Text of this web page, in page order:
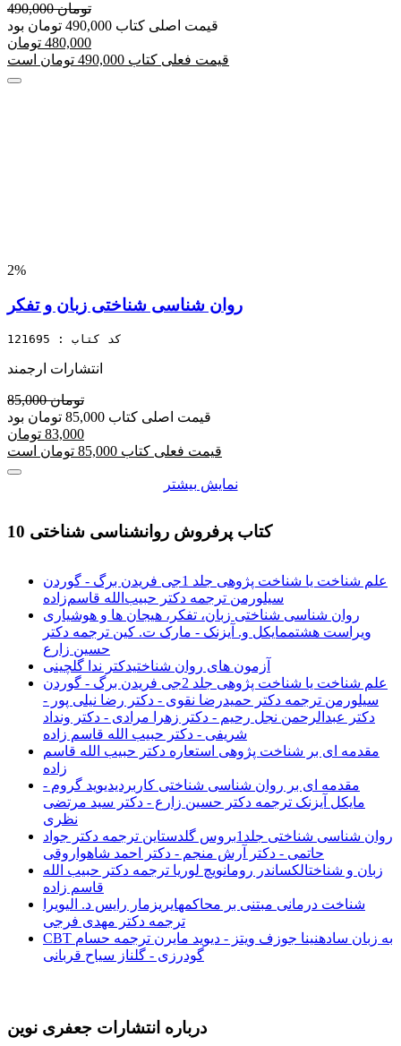
490,000 تومان
قیمت اصلی کتاب 490,000 تومان بود
480,000 تومان
قیمت فعلی کتاب 490,000 تومان است
2%
روان شناسی شناختی زبان و تفکر
کد کتاب : 121695
انتشارات ارجمند
85,000 تومان
قیمت اصلی کتاب 85,000 تومان بود
83,000 تومان
قیمت فعلی کتاب 85,000 تومان است
نمایش بیشتر
10 کتاب پرفروش روانشناسی شناختی
علم شناخت یا شناخت پژوهی جلد 1جی فریدن برگ - گوردن
سیلورمن ترجمه دکتر حبیب‌‏الله قاسم‌‏زاده
روان شناسی شناختی زبان، تفکر، هیجان ها و هوشیاری
ویراست هشتممایکل و. آیزنک - مارک ت. کین ترجمه دکتر
حسین زارع
آزمون های روان شناختیدکتر ندا گلچینی
علم شناخت یا شناخت پژوهی جلد 2جی فریدن برگ - گوردن
سیلورمن ترجمه دکتر حمیدرضا نقوی - دکتر رضا نیلی پور -
دکتر عبدالرحمن نجل رحیم - دکتر زهرا مرادی - دکتر ونداد
شریفی - دکتر حبیب الله قاسم زاده
مقدمه ای بر شناخت پژوهی استعاره دکتر حبیب الله قاسم
زاده
مقدمه ای بر روان شناسی شناختی کاربردیدیوید گروم -
مایکل آیزنک ترجمه دکتر حسین زارع - دکتر سید مرتضی
نظری
روان شناسی شناختی جلد1بروس گلدستاین ترجمه دکتر جواد
حاتمی - دکتر آرش منجم - دکتر احمد شاهواروقی
زبان و شناختالکساندر رومانویچ لوریا ترجمه دکتر حبیب الله
قاسم زاده
شناخت درمانی مبتنی بر محاکمهایریزمار رایس د. الیویرا
ترجمه دکتر مهدی فرجی
CBT به زبان سادهنینا جوزف ویتز - دیوید مایرن ترجمه حسام
گودرزی - گلناز سیاح قربانی
درباره انتشارات جعفری نوین